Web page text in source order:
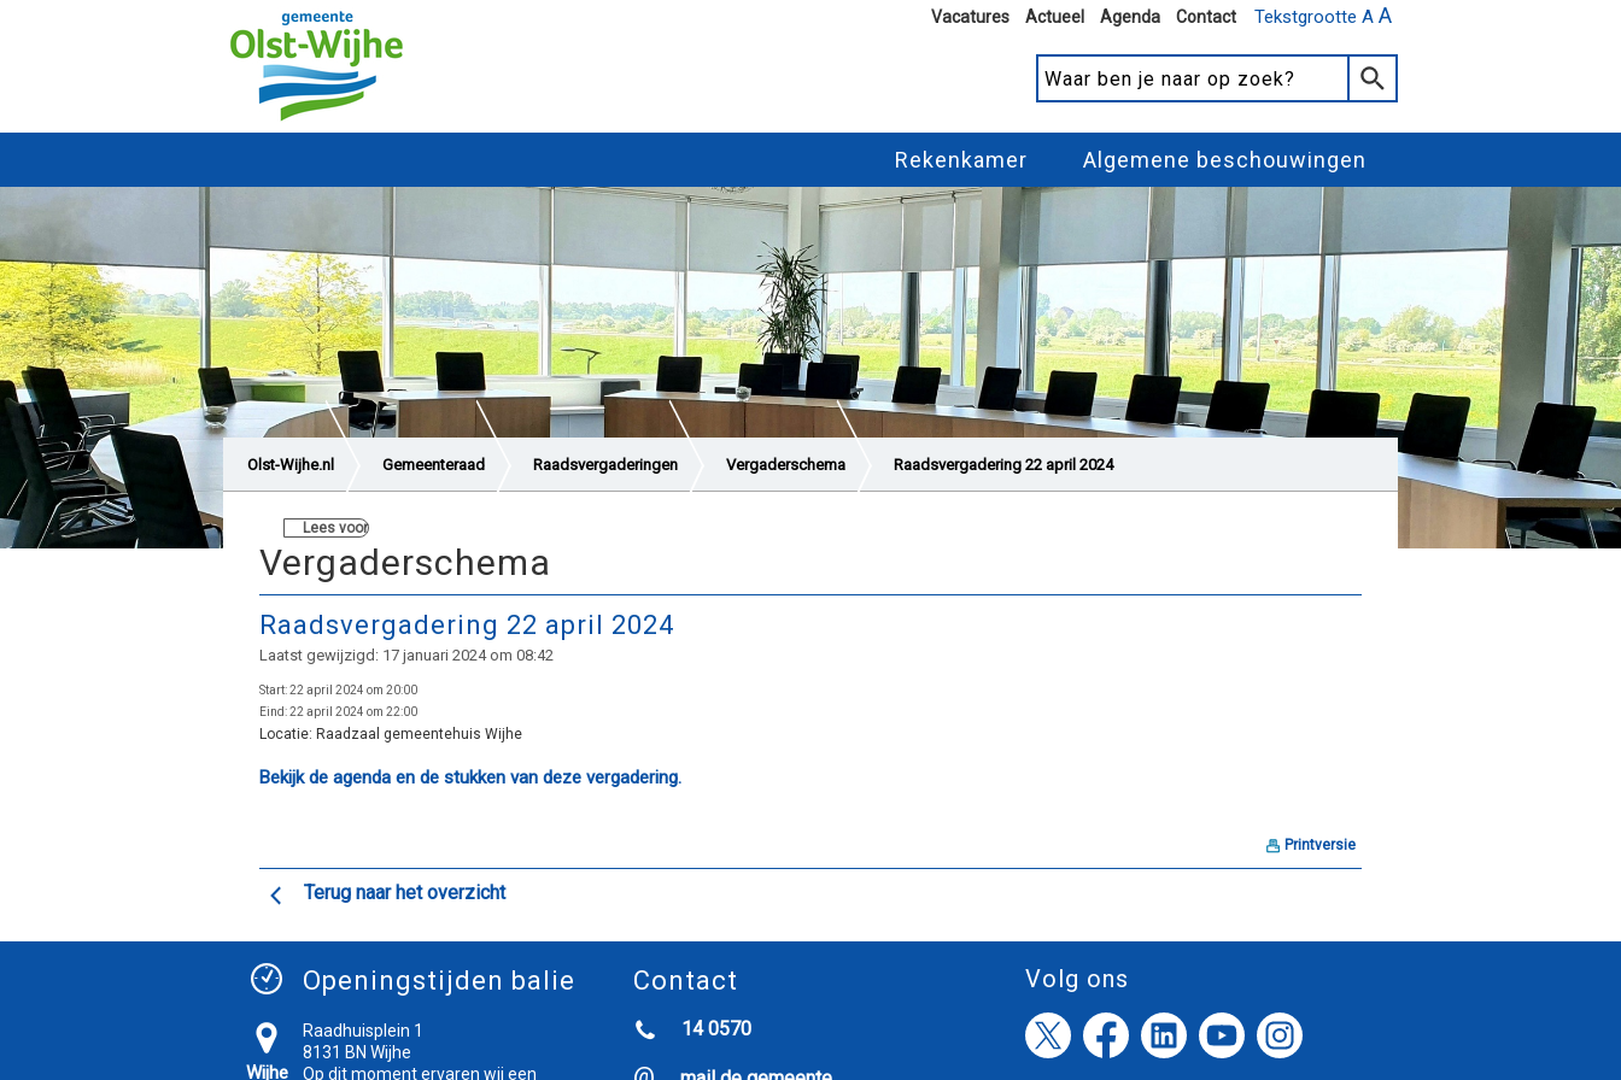
Tekstgrootte A A
Vacatures Actueel Agenda Contact
Rekenkamer Algemene beschouwingen
Olst-Wijhe.nl Gemeenteraad Raadsvergaderingen Vergaderschema Raadsvergadering 22 april 2024
Lees voor
Vergaderschema
Raadsvergadering 22 april 2024
Laatst gewijzigd: 17 januari 2024 om 08:42
Start:22 april 2024 om 20:00
Eind:22 april 2024 om 22:00
Locatie: Raadzaal gemeentehuis Wijhe
Bekijk de agenda en de stukken van deze vergadering.
Printversie
Terug naar het overzicht
Openingstijden balie
Wijhe
Raadhuisplein 1
8131 BN Wijhe
Op dit moment ervaren wij een
Contact
14 0570
Volg ons